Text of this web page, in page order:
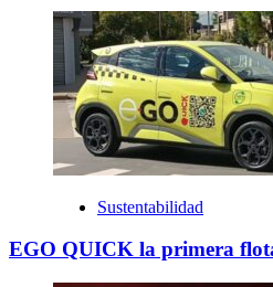
Sustentabilidad
EGO QUICK la primera